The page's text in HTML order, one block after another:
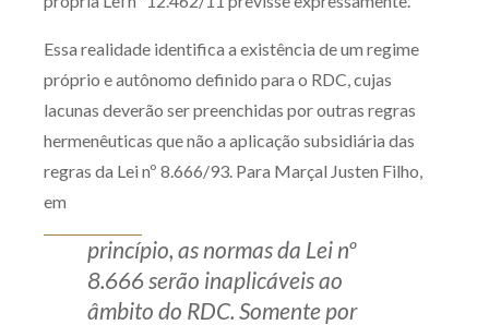
Essa realidade identifica a existência de um regime
próprio e autônomo definido para o RDC, cujas
lacunas deverão ser preenchidas por outras regras
hermenêuticas que não a aplicação subsidiária das
regras da Lei nº 8.666/93. Para Marçal Justen Filho,
em
princípio, as normas da Lei nº
8.666 serão inaplicáveis ao
âmbito do RDC. Somente por